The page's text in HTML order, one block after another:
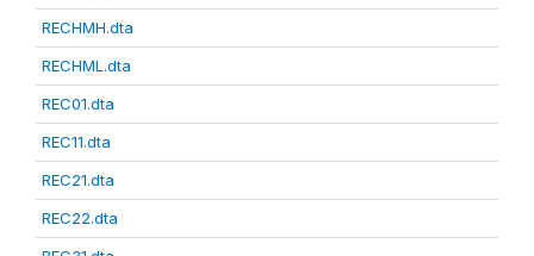
RECHMH.dta
RECHML.dta
REC01.dta
REC11.dta
REC21.dta
REC22.dta